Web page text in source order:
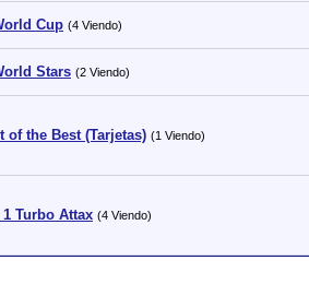
Cup (4 Viendo)
Stars (2 Viendo)
of the Best (Tarjetas) (1 Viendo)
Turbo Attax (4 Viendo)